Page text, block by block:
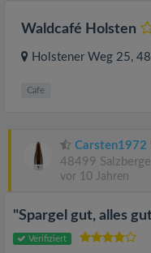
Waldcafé Holsten
Holstener Weg 25,
Cafe
Carsten1972
48499
vor 10 Jahren
"Spargel gut, alles
Verifiziert